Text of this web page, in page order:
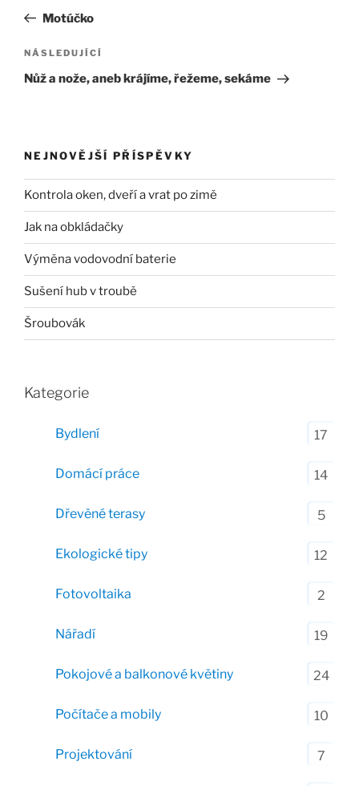
příspěvek
příspěvek
Motúčko
Následující
příspěvek
NÁSLEDUJÍCÍ
Nůž a nože, aneb krájíme, řežeme, sekáme
NEJNOVĚJŠÍ PŘÍSPĚVKY
Kontrola oken, dveří a vrat po zimě
Jak na obkládačky
Výměna vodovodní baterie
Sušení hub v troubě
Šroubovák
Kategorie
Bydlení 17
Domácí práce 14
Dřevěné terasy 5
Ekologické tipy 12
Fotovoltaika 2
Nářadí 19
Pokojové a balkonové květiny 24
Počítače a mobily 10
Projektování 7